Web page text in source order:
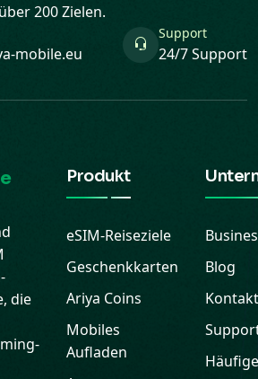
200 Zielen.
mobile.eu
Support
24/7 Support
die
Produkt
eSIM-Reiseziele
Geschenkkarten
Ariya Coins
Mobiles
Aufladen
Blog
Kontakt